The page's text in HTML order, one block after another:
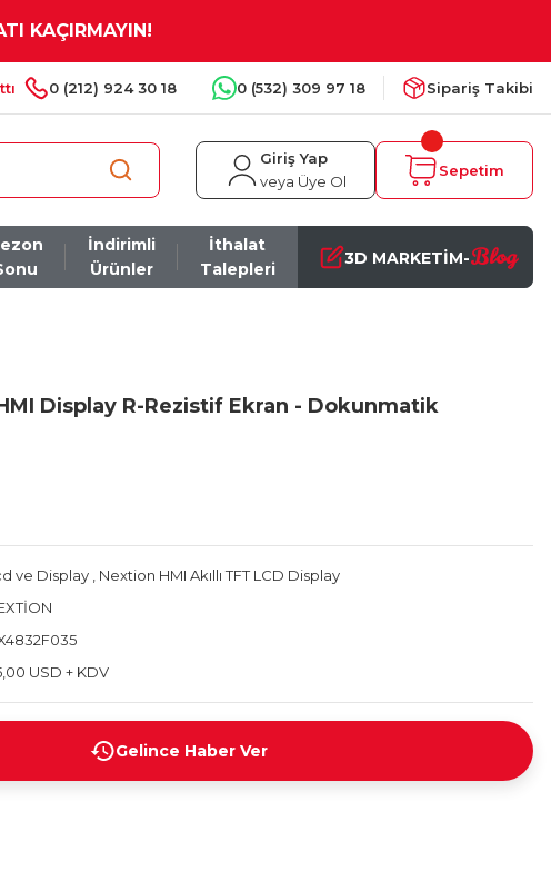
KAÇIRMAYIN!
0 (212) 924 30 18 0 (532) 309 97 18 Sipariş Takibi
Giriş Yap
veya Üye Ol
Sepetim
İndirimli
Ürünler
İthalat
Talepleri
3D MARKETİM-Blog
Display R-Rezistif Ekran - Dokunmatik
ve Display
Nextion HMI Akıllı TFT LCD Display
USD + KDV
Gelince Haber Ver